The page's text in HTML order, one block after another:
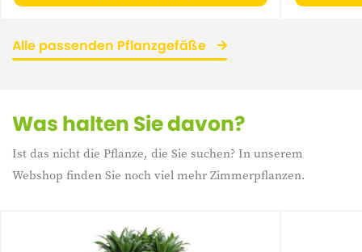
Alle passenden Pflanzgefäße
Was halten Sie davon?
Ist das nicht die Pflanze, die Sie suchen? In unserem
Webshop finden Sie noch viel mehr Zimmerpflanzen.